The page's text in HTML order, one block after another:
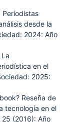
Periodistas
desde la
2024: Año
en el
2025:
Reseña de
tecnología en el
(2016): Año